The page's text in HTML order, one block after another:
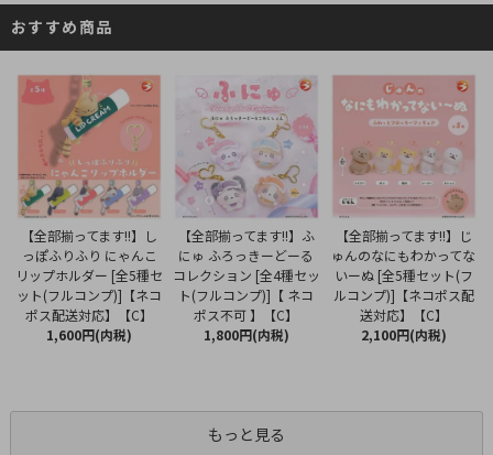
おすすめ商品
【全部揃ってます!!】し
っぽふりふり にゃんこ
リップホルダー [全5種セ
ット(フルコンプ)]【ネコ
ポス配送対応】【C】
1,600円(内税)
【全部揃ってます!!】ふ
にゅ ふろっきーどーる
コレクション [全4種セッ
ト(フルコンプ)]【 ネコ
ポス不可 】【C】
1,800円(内税)
【全部揃ってます!!】じ
ゅんのなにもわかってな
いーぬ [全5種セット(フ
ルコンプ)]【ネコポス配
送対応】【C】
2,100円(内税)
もっと見る